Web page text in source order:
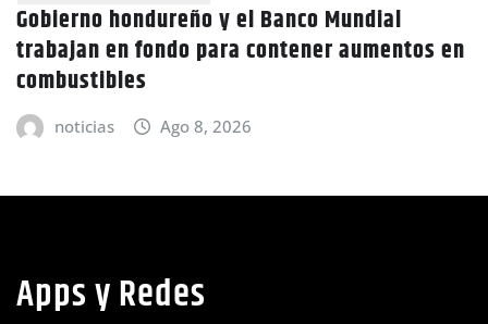
Gobierno hondureño y el Banco Mundial
trabajan en fondo para contener aumentos en
combustibles
noticias Ago 8, 2026
Apps y Redes